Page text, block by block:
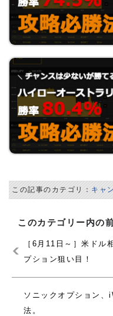
この記事のカテゴリ： キャ
このカテゴリー内の
［6月11日～］米ドル
プション狙い目！
ソニックオプション
法。